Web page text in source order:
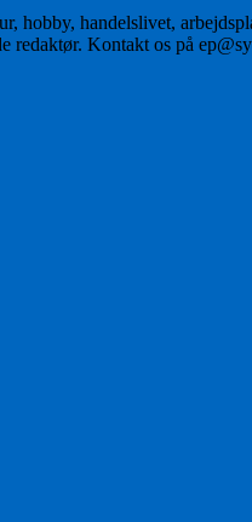
hobby, handelslivet,
redaktør. Kontakt os på